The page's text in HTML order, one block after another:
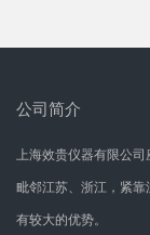
公司简介
上海效贵仪器有限公
毗邻江苏、浙江，紧
有较大的优势。